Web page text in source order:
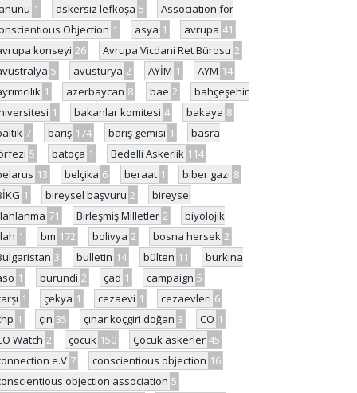
1 askersiz lefkoşa 5
Association for
Objection 1 asya 1 avrupa 41
konseyi 26 Avrupa Vicdani Ret Bürosu 2
5 avusturya 2 AYİM 1 AYM 14
1 azerbaycan 8 bae 2
bahçeşehir
1 bakanlar komitesi 4 bakaya 8
7 barış 174 barış gemisi 1
basra
5 batoça 1 Bedelli Askerlik 114
13 belçika 6 beraat 1 biber gazı 8
1 bireysel başvuru 2
bireysel
71 Birleşmiş Milletler 2
biyolojik
1 bm 172 bolivya 2 bosna hersek 2
3 bulletin 14 bülten 11
burkina
1 burundi 2 çad 1 campaign 5
1 çekya 1 cezaevi 1 cezaevleri 6
1 çin 35 çınar koçgiri doğan 3 CO 1
Watch 2 çocuk 150 Çocuk askerler 45
e.V 7 conscientious objection 16
objection association 5